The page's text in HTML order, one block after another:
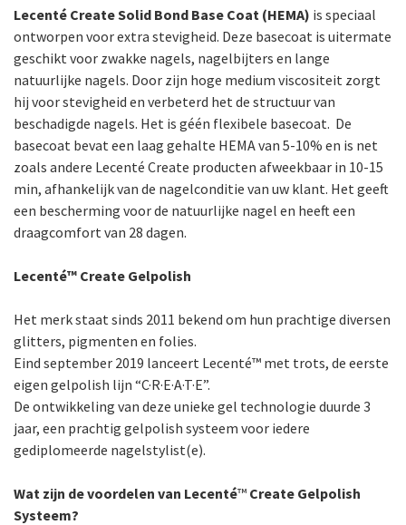
Lecenté Create Solid Bond Base Coat (HEMA) is speciaal
ontworpen voor extra stevigheid. Deze basecoat is uitermate
geschikt voor zwakke nagels, nagelbijters en lange
natuurlijke nagels. Door zijn hoge medium viscositeit zorgt
hij voor stevigheid en verbeterd het de structuur van
beschadigde nagels. Het is géén flexibele basecoat. De
basecoat bevat een laag gehalte HEMA van 5-10% en is net
zoals andere Lecenté Create producten afweekbaar in 10-15
min, afhankelijk van de nagelconditie van uw klant. Het geeft
een bescherming voor de natuurlijke nagel en heeft een
draagcomfort van 28 dagen.
Lecenté™ Create Gelpolish
Het merk staat sinds 2011 bekend om hun prachtige diversen
glitters, pigmenten en folies.
Eind september 2019 lanceert Lecenté™ met trots, de eerste
eigen gelpolish lijn “C·R·E·A·T·E”.
De ontwikkeling van deze unieke gel technologie duurde 3
jaar, een prachtig gelpolish systeem voor iedere
gediplomeerde nagelstylist(e).
Wat zijn de voordelen van Lecenté™ Create Gelpolish
Systeem?